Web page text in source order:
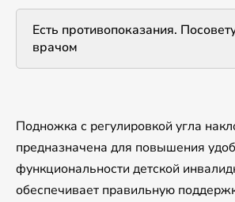
Есть противопоказания.
врачом
Подножка с регулировкой угла
предназначена для повышения
функциональности детской
обеспечивает правильную